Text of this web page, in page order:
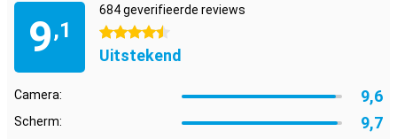
De iPhone 16 Pro sluit gemakkelijk aan bij het ecosysteem van
Apple. Gebruik je smartphone bijvoorbeeld in combinatie met de
Apple Watch Series 10om je gezondheid bij te houden en te
optimaliseren. Of koppel je toestel aan de
gaat bijvoorbeeld het schakelen tussen luisteren naar je favoriete
muziek en het opnemen van een belletje gemakkelijker.
9,1
684 geverifieerde reviews
4.5 sterren
Uitstekend
Camera: 9,6
Scherm: 9,7